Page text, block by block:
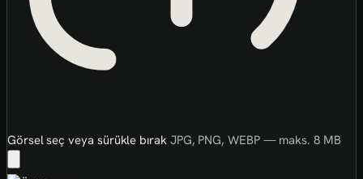
Görsel seç veya sürükle bırak JPG, PNG, WEBP — maks. 8 MB